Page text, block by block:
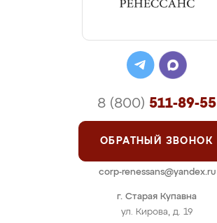
г. Старая Купавна
ул. Кирова, д. 19
8 (800) 511-89-55
ОБРАТНЫЙ ЗВОНОК
corp-renessans@yandex.ru